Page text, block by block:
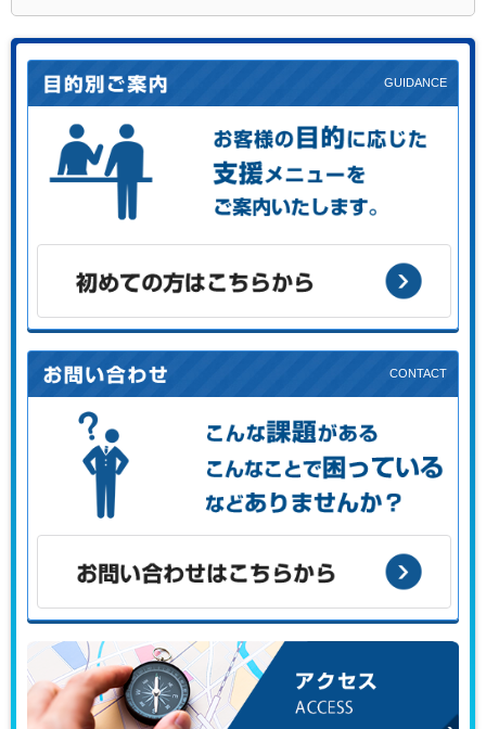
お客様の目的に応じた支援メニューをご案内します。
初めての方はこちらから
こんな課題がある、こんなことで困っている、などありませ
お問い合わせはこちらから